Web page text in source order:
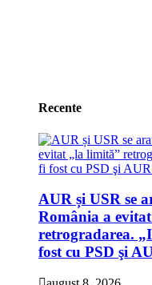
Recente
AUR și USR se
România a
retrogradarea.
fost cu PSD şi